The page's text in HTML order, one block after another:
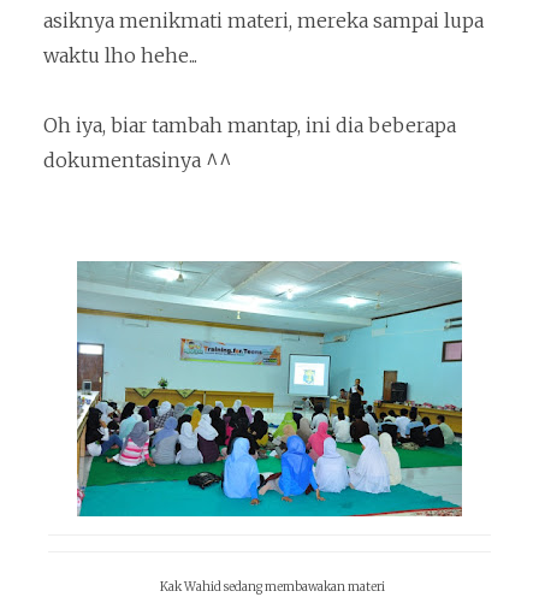
asiknya menikmati materi, mereka sampai lupa
waktu lho hehe...
Oh iya, biar tambah mantap, ini dia beberapa
dokumentasinya ^^
Kak Wahid sedang membawakan materi